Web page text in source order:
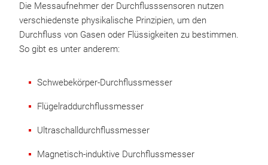
Die Messaufnehmer der Durchflusssensoren nutzen
verschiedenste physikalische Prinzipien, um den
Durchfluss von Gasen oder Flüssigkeiten zu bestimmen.
So gibt es unter anderem:
Schwebekörper-Durchflussmesser
Flügelraddurchflussmesser
Ultraschalldurchflussmesser
Magnetisch-induktive Durchflussmesser